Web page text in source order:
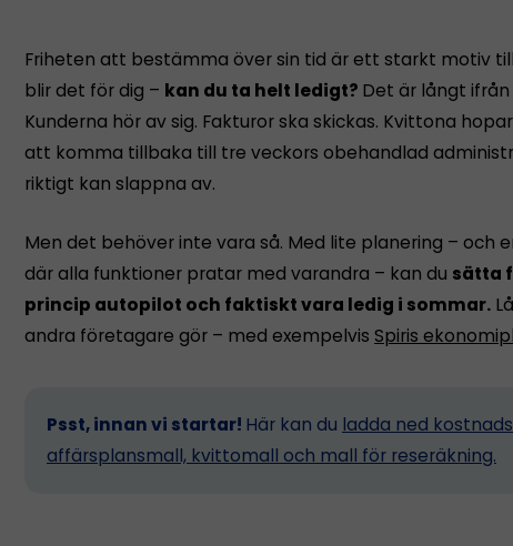
Friheten att bestämma över sin tid är ett starkt motiv
blir det för dig – kan du ta helt ledigt? Det är långt
Kunderna hör av sig. Fakturor ska skickas. Kvittona
att komma tillbaka till tre veckors obehandlad
riktigt kan slappna av.
Men det behöver inte vara så. Med lite planering – och
där alla funktioner pratar med varandra – kan du sätta
princip autopilot och faktiskt vara ledig i sommar.
andra företagare gör – med exempelvis Spiris
Psst, innan vi startar! Här kan du ladda ned
affärsplansmall, kvittomall och mall för reseräkning.